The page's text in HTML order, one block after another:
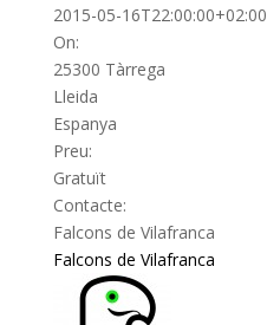
2015-05-16T22:00:00+02:00
On:
25300 Tàrrega
Lleida
Espanya
Preu:
Gratuït
Contacte:
Falcons de Vilafranca
Falcons de Vilafranca